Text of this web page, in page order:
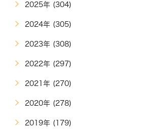
2025年 (304)
2024年 (305)
2023年 (308)
2022年 (297)
2021年 (270)
2020年 (278)
2019年 (179)